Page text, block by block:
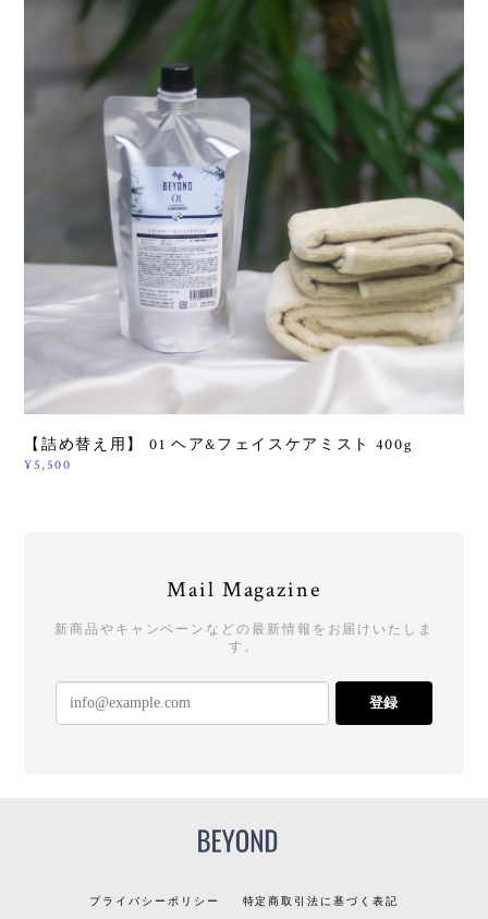
【詰め替え用】 01 ヘア&フェイスケアミスト 400g
¥5,500
Mail Magazine
新商品やキャンペーンなどの最新情報をお届けいたしま
す。
登録
プライバシーポリシー 特定商取引法に基づく表記